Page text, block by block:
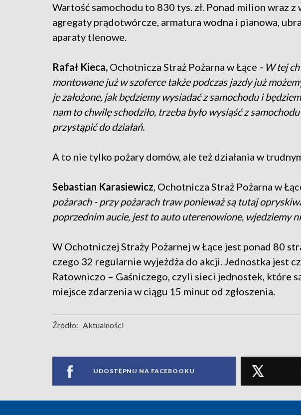
Wartość samochodu to 830 tys. zł. Ponad milion wraz z
agregaty prądotwórcze, armatura wodna i pianowa,
aparaty tlenowe.
Rafał Kieca, Ochotnicza Straż Pożarna w Łące - W tej
montowane już w szoferce także podczas jazdy już
je założone, jak będziemy wysiadać z samochodu i
nam to chwilę schodziło, trzeba było wysiąść z
przystąpić do działań.
A to nie tylko pożary domów, ale też działania w
Sebastian Karasiewicz , Ochotnicza Straż Pożarna w
pożarach - przy pożarach traw ponieważ są tutaj
poprzednim aucie, jest to auto uterenowione, wjedziemy
W Ochotniczej Straży Pożarnej w Łące jest ponad 80
czego 32 regularnie wyjeżdża do akcji. Jednostka jest
Ratowniczo – Gaśniczego, czyli sieci jednostek, które
miejsce zdarzenia w ciągu 15 minut od zgłoszenia.
Źródło: Aktualności
UDOSTĘPNIJ NA FACEBOOKU